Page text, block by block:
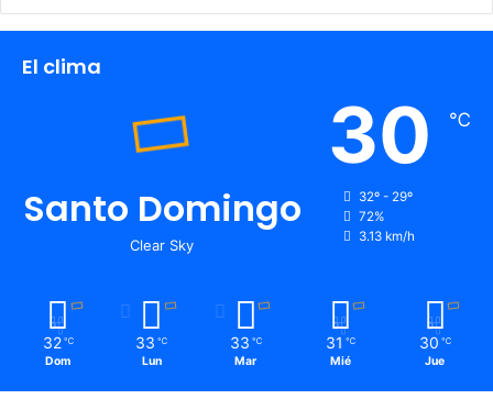
El clima
Santo Domingo
Clear Sky
30 ℃
32º - 29º
72%
3.13 km/h
32 ℃
Dom
33 ℃
Lun
33 ℃
Mar
31 ℃
Mié
30 ℃
Jue